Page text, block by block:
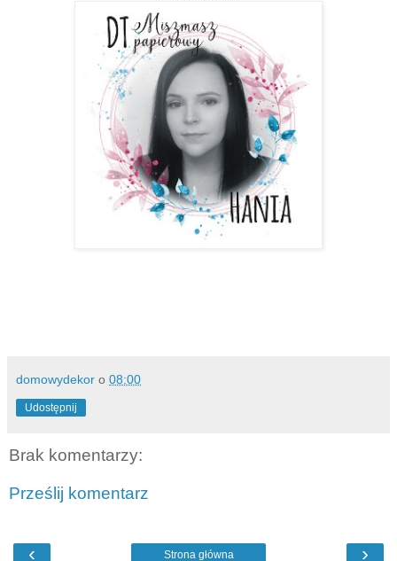
domowydekor o 08:00
Udostępnij
Brak komentarzy:
Prześlij komentarz
‹ ›
Strona główna